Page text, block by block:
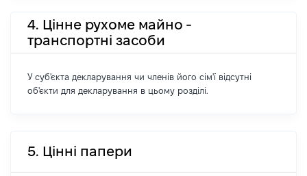
4. Цінне рухоме майно -
транспортні засоби
У суб'єкта декларування чи членів його сім'ї відсутні
об'єкти для декларування в цьому розділі.
5. Цінні папери